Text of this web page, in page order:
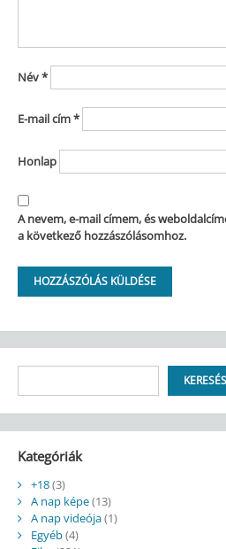
Név*
E-mail cím*
Honlap
A nevem, e-mail címem, és
a következő hozzászólásomhoz.
KERESÉS
Kategóriák
+18(3)
A nap képe(13)
A nap videója(1)
Egyéb(4)